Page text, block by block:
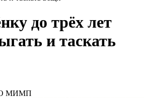
до трёх лет
и таскать
МИМП